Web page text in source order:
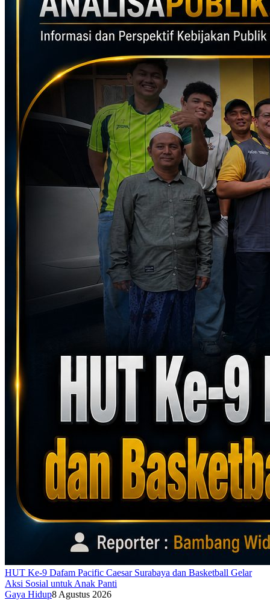
HUT Ke-9 Dafam Pacific Caesar Surabaya dan Basketball Gelar
Aksi Sosial untuk Anak Panti
Gaya Hidup8 Agustus 2026